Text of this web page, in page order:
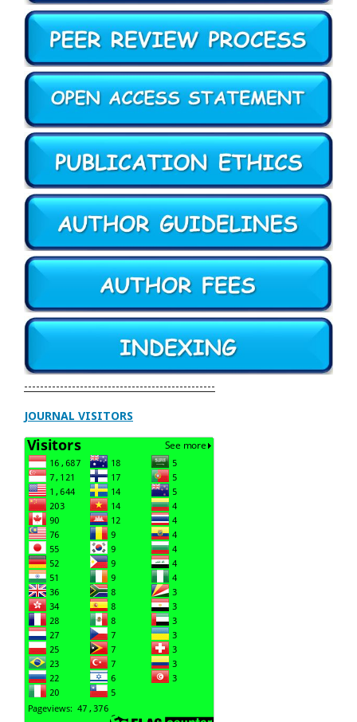
------------------------------------------------
JOURNAL VISITORS